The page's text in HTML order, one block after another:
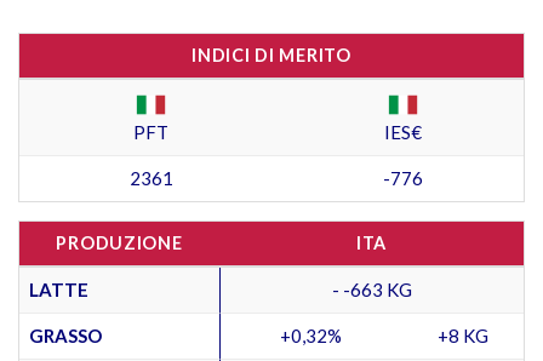
INDICI DI MERITO
PFT IES€
2361 -776
PRODUZIONE ITA
LATTE - -663 KG
GRASSO +0,32% +8 KG